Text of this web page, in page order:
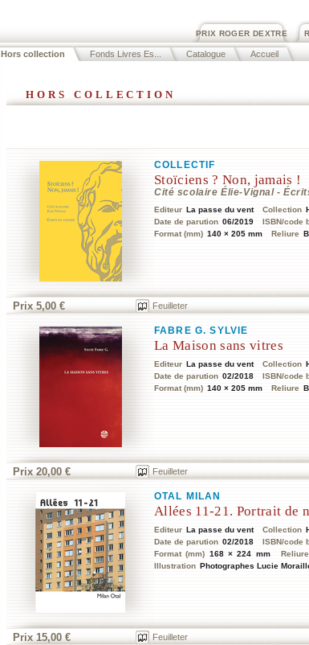
PRIX ROGER DEXTRE
Hors collection Fonds Livres Es... Catalogue Accueil
hors collection
COLLECTIF
Stoïciens ? Non, jamais !
Cité scolaire Élie-Vignal -
Editeur La passe du vent Collection
Date de parution 06/2019 ISBN/code
Format (mm) 140 × 205 mm Reliure
Prix 5,00 € Feuilleter
FABRE G. SYLVIE
La Maison sans vitres
Editeur La passe du vent Collection
Date de parution 02/2018 ISBN/code
Format (mm) 140 × 205 mm Reliure
Prix 20,00 € Feuilleter
OTAL MILAN
Allées 11-21. Portrait de
Editeur La passe du vent Collection
Date de parution 02/2018 ISBN/code
Format (mm) 168 × 224 mm Reliure
Illustration Photographes Lucie
Prix 15,00 € Feuilleter